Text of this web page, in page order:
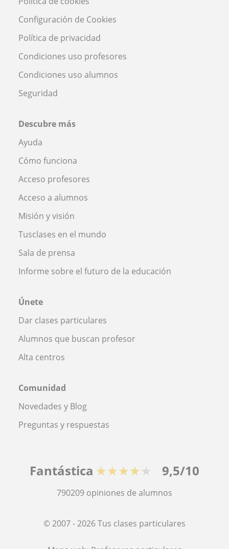
Configuración de Cookies
Política de privacidad
Condiciones uso profesores
Condiciones uso alumnos
Seguridad
Descubre más
Ayuda
Cómo funciona
Acceso profesores
Acceso a alumnos
Misión y visión
Tusclases en el mundo
Sala de prensa
Informe sobre el futuro de la educación
Únete
Dar clases particulares
Alumnos que buscan profesor
Alta centros
Comunidad
Novedades y Blog
Preguntas y respuestas
Fantástica ★★★★★ 9,5/10
790209 opiniones de alumnos
© 2007 - 2026 Tus clases particulares